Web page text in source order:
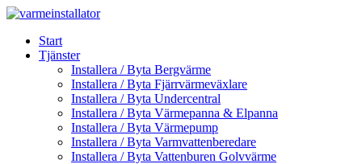
Skip
contentStart
Tjänster
Installera / Byta Bergvärme
Installera / Byta Fjärrvärmeväxlare
Installera / Byta Undercentral
Installera / Byta Värmepanna & Elpanna
Installera / Byta Värmepump
Installera / Byta Varmvattenberedare
Installera / Byta Vattenburen Golvvärme